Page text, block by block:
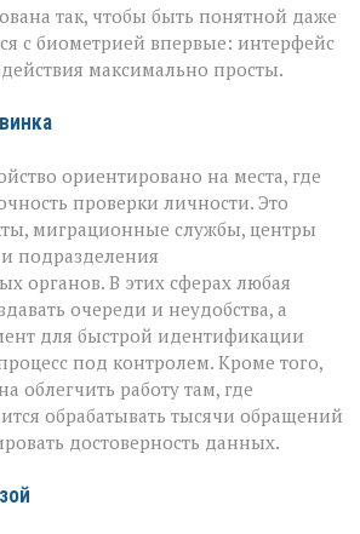
так, чтобы быть понятной даже
с биометрией впервые: интерфейс
максимально просты.
ориентировано на места, где
проверки личности. Это
миграционные службы, центры
подразделения
органов. В этих сферах любая
очереди и неудобства, а
для быстрой идентификации
под контролем. Кроме того,
облегчить работу там, где
обрабатывать тысячи обращений
достоверность данных.